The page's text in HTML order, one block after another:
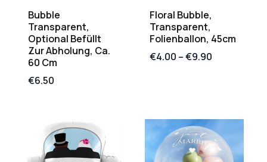
Bubble
Transparent,
Optional Befüllt
Zur Abholung, Ca.
60 Cm
€6.50
Floral Bubble,
Transparent,
Folienballon, 45cm
€4.00 –€9.90